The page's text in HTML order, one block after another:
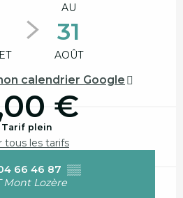
AU
31
AOÛT
calendrier Google
€
Tarif plein
tous les tarifs
66 46 87 ▒▒
Mont Lozère